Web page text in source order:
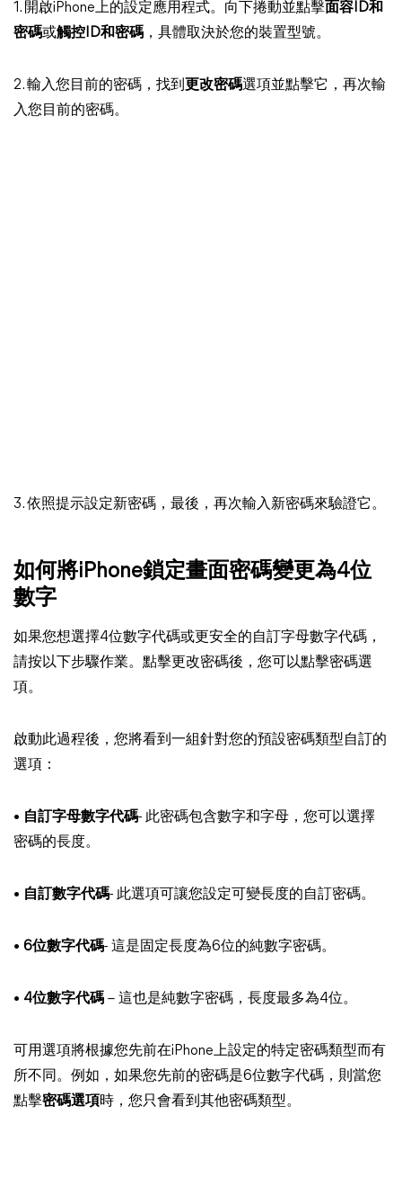
1. 開啟iPhone上的設定應用程式。向下捲動並點擊面容ID和
密碼或觸控ID和密碼 ，具體取決於您的裝置型號。
2. 輸入您目前的密碼，找到 更改密碼選項並點擊它，再次輸
入您目前的密碼。
3. 依照提示設定新密碼，最後，再次輸入新密碼來驗證它。
如何將iPhone鎖定畫面密碼變更為4位
數字
如果您想選擇4位數字代碼或更安全的自訂字母數字代碼，
請按以下步驟作業。點擊更改密碼後，您可以點擊密碼選
項。
啟動此過程後，您將看到一組針對您的預設密碼類型自訂的
選項：
• 自訂字母數字代碼- 此密碼包含數字和字母，您可以選擇
密碼的長度。
• 自訂數字代碼- 此選項可讓您設定可變長度的自訂密碼。
• 6位數字代碼- 這是固定長度為6位的純數字密碼。
• 4位數字代碼 – 這也是純數字密碼，長度最多為4位。
可用選項將根據您先前在iPhone上設定的特定密碼類型而有
所不同。例如，如果您先前的密碼是6位數字代碼，則當您
點擊密碼選項時，您只會看到其他密碼類型。